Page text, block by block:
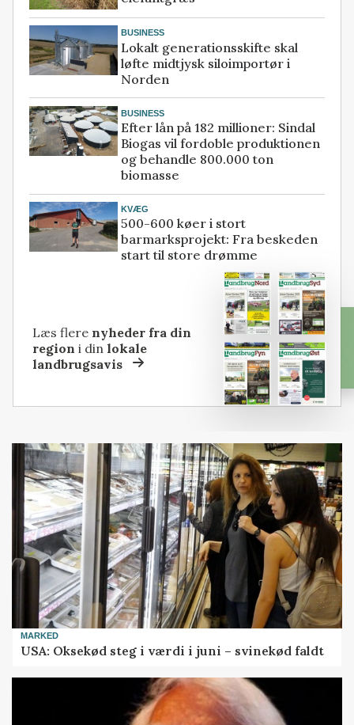
BUSINESS
Lokalt generationsskifte skal
løfte midtjysk siloimportør i
Norden
BUSINESS
Efter lån på 182 millioner: Sindal
Biogas vil fordoble produktionen
og behandle 800.000 ton
biomasse
KVÆG
500-600 køer i stort
barmarksprojekt: Fra beskeden
start til store drømme
Læs flere nyheder fra din
region i dinlokale
landbrugsavis
MARKED
USA: Oksekød steg i værdi i juni – svinekød faldt